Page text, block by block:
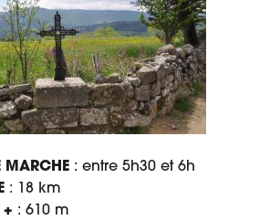
MARCHE : entre 5h30 et 6h
: 18 km
+ : 610 m